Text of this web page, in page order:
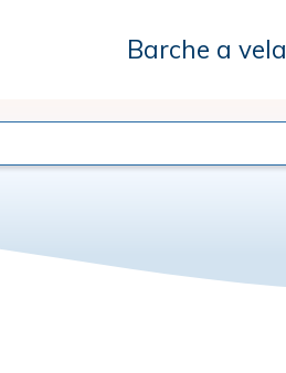
Barche a vela